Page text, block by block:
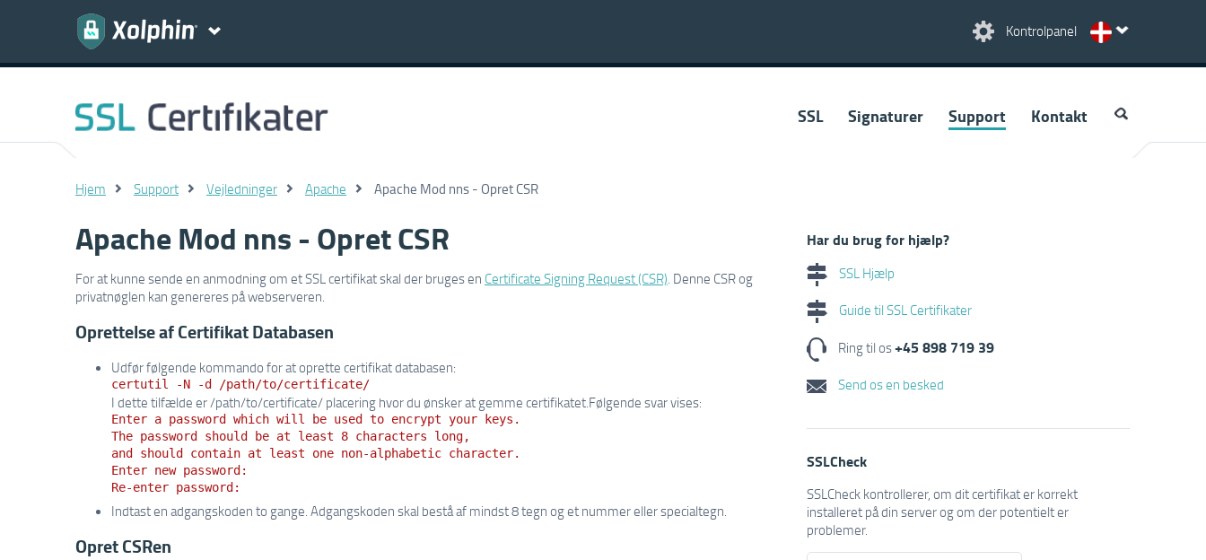
Kontrolpanel
SSL Signaturer Support Kontakt
Hjem Support Vejledninger Apache Apache Mod nns - Opret CSR
Apache Mod nns - Opret CSR
For at kunne sende en anmodning om et SSL certifikat skal der bruges en Certificate Signing Request (CSR) . Denne CSR og
privatnøglen kan genereres på webserveren.
Oprettelse af Certifikat Databasen
Udfør følgende kommando for at oprette certifikat databasen:
certutil -N -d /path/to/certificate/
I dette tilfælde er /path/to/certificate/ placering hvor du ønsker at gemme certifikatet.Følgende svar vises:
Enter a password which will be used to encrypt your keys.
The password should be at least 8 characters long,
and should contain at least one non-alphabetic character.
Enter new password:
Re-enter password:
Indtast en adgangskoden to gange. Adgangskoden skal bestå af mindst 8 tegn og et nummer eller specialtegn.
Opret CSRen
Har du brug for hjælp?
SSL Hjælp
Guide til SSL Certifikater
Ring til os+45 898 719 39
Send os en besked
SSLCheck
SSLCheck kontrollerer, om dit certifikat er korrekt
installeret på din server og om der potentielt er
problemer.